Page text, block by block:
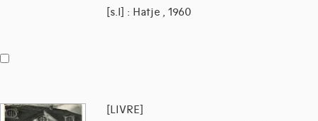
[s.l] : Hatje , 1960
[LIVRE]